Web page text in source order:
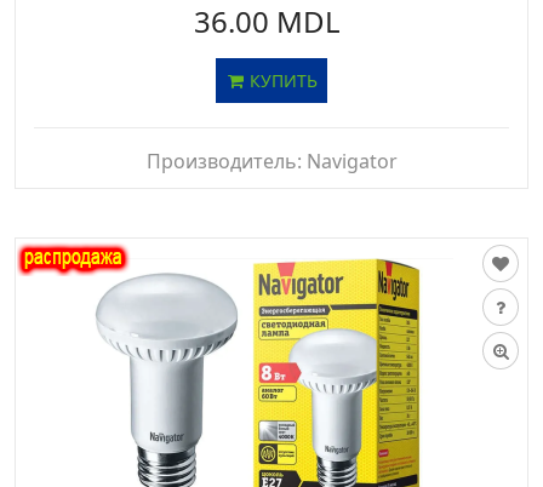
36.00 MDL
КУПИТЬ
Производитель: Navigator